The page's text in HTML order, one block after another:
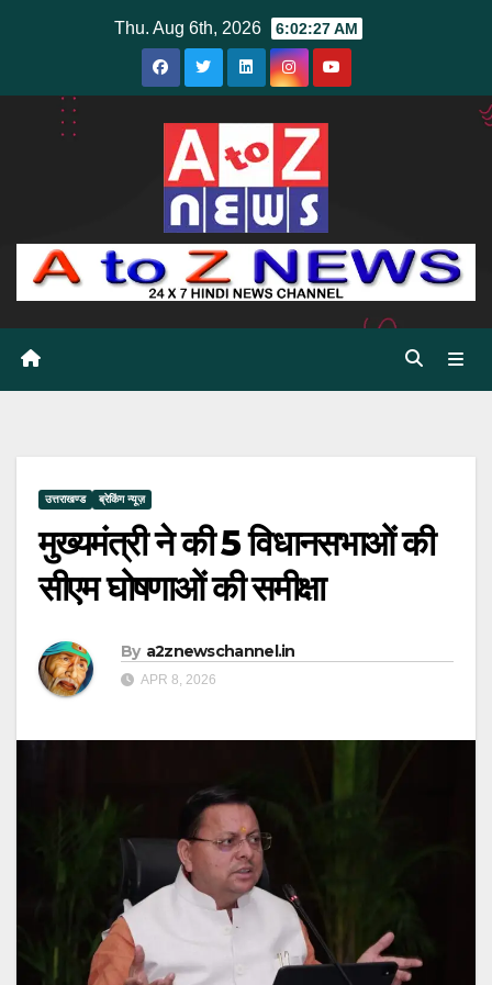
Thu. Aug 6th, 2026 6:02:28 AM
उत्तराखण्ड ब्रेकिंग न्यूज़
मुख्यमंत्री ने की 5 विधानसभाओं की
सीएम घोषणाओं की समीक्षा
By a2znewschannel.in
APR 8, 2026